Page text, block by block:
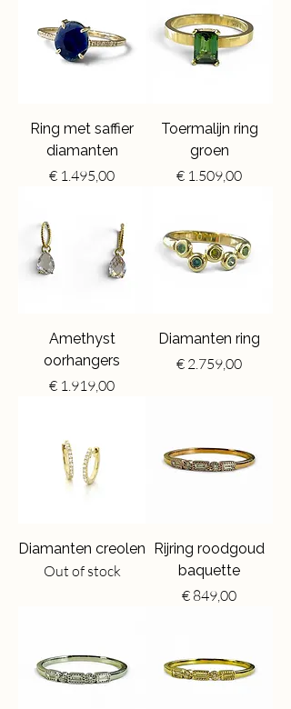
Ring met saffier
diamanten
Price
€ 1.495,00
Toermalijn ring
groen
Price
€ 1.509,00
Amethyst
oorhangers
Price
€ 1.919,00
Diamanten ring
Price
€ 2.759,00
Diamanten creolen
Out of stock
Rijring roodgoud
baquette
Price
€ 849,00